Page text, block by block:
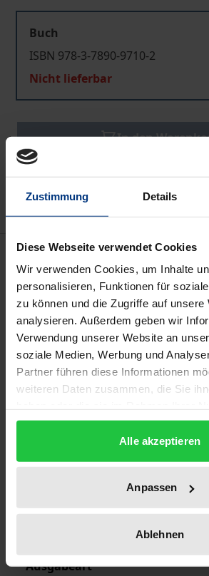
Zustimmung Details
Diese Webseite verwendet Cookies
Wir verwenden Cookies, um Inhalte
personalisieren, Funktionen für
zu können und die Zugriffe auf unsere
analysieren. Außerdem geben wir
Verwendung unserer Website an
soziale Medien, Werbung und
Partner führen diese Informationen
weiteren Daten zusammen, die Sie
gesammelt haben.
Alle akzeptieren
Anpassen
Ablehnen
Buch
ISBN 978-3-7890-9710-2
Nicht lieferbar
In den
Zur Wunschliste hinzufügen
Hinweise zu Versandkosten
Bibliografische Angaben
Auflage
1
ISBN
978-3-7890-9710-2
Erscheinungsjahr
Verlag
Ausgabeart